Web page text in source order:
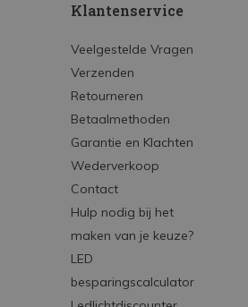
Klantenservice
Veelgestelde Vragen
Verzenden
Retourneren
Betaalmethoden
Garantie en Klachten
Wederverkoop
Contact
Hulp nodig bij het
maken van je keuze?
LED
besparingscalculator